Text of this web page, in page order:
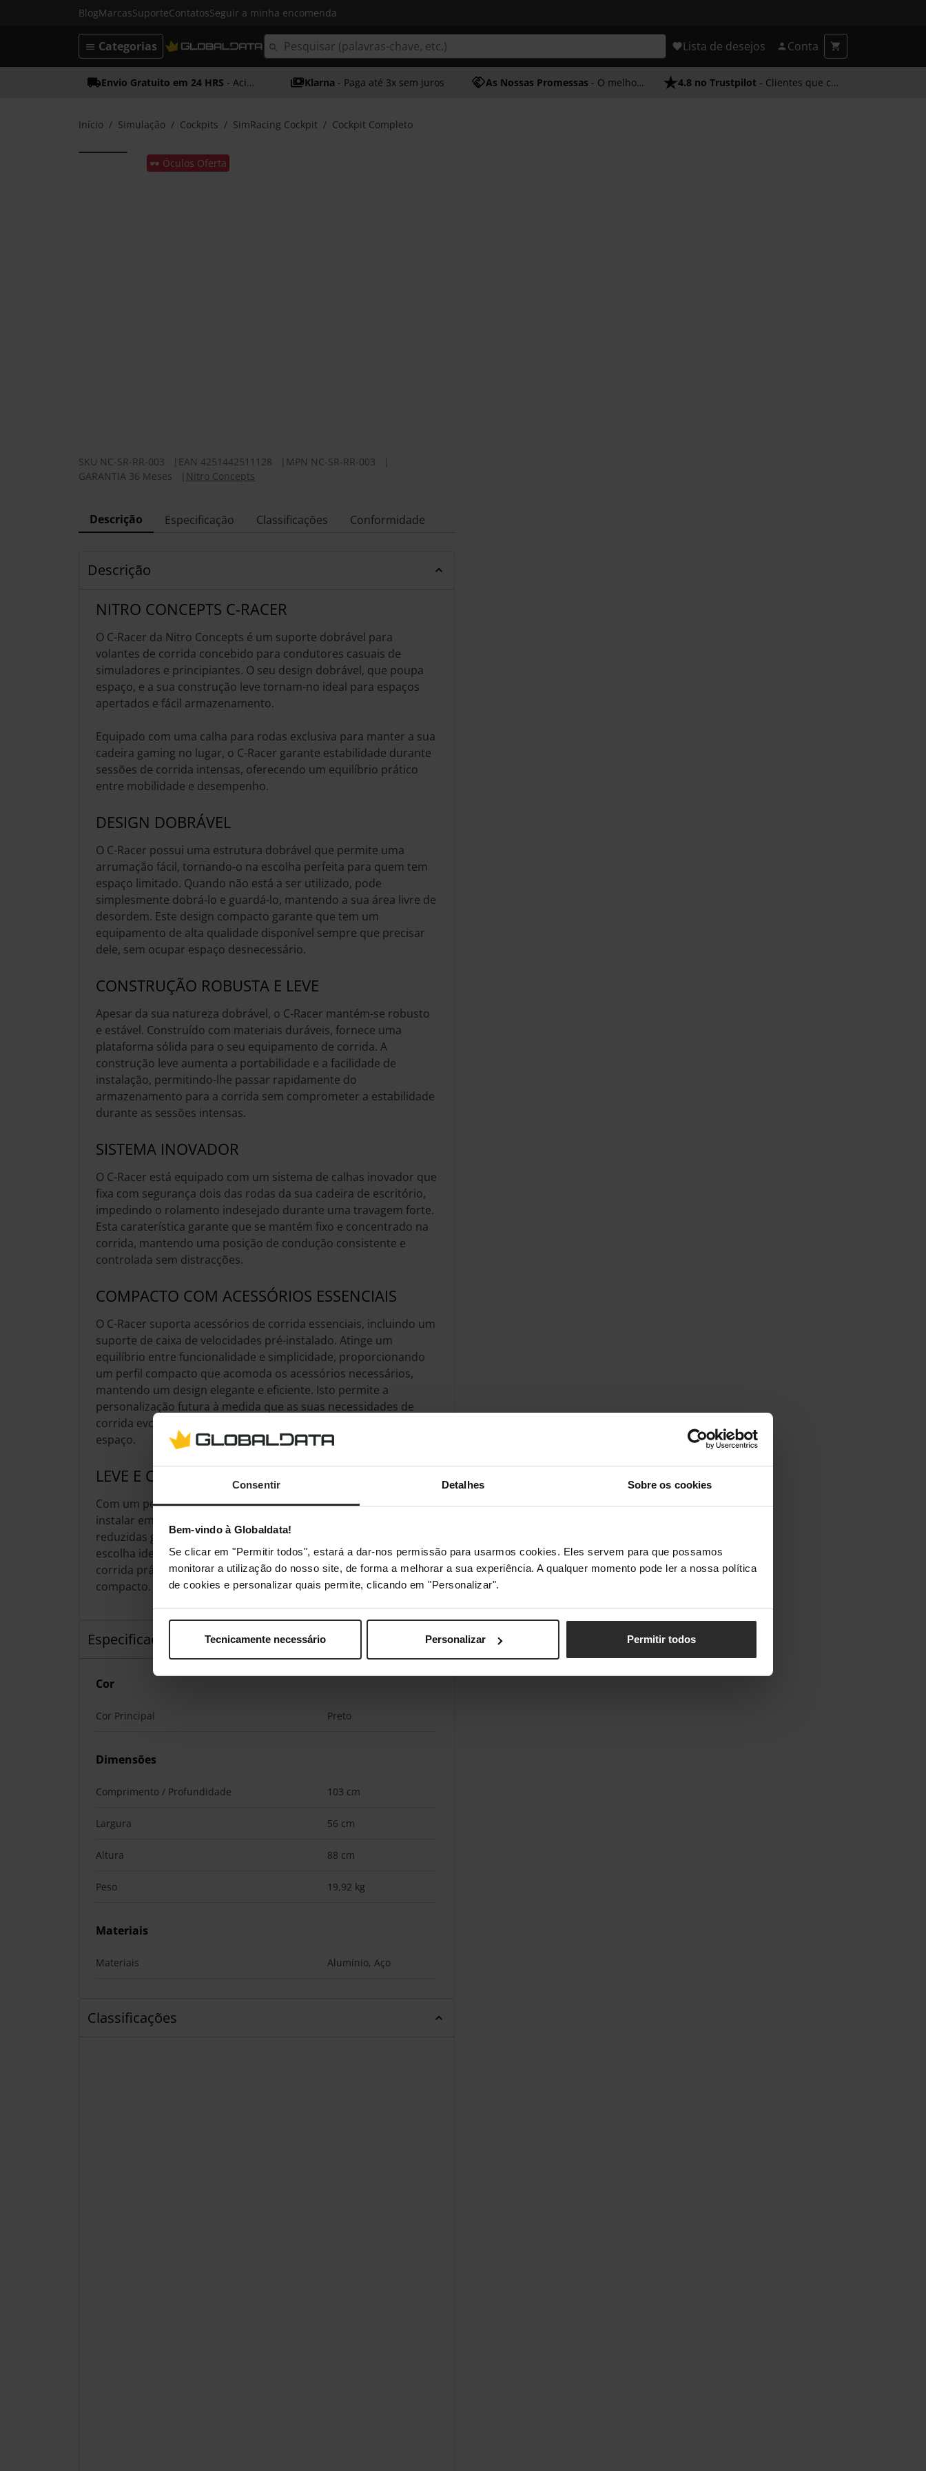
Consentir Detalhes Sobre os cookies
Bem-vindo à Globaldata!
Se clicar em "Permitir todos", estará a dar-nos permissão para usarmos cookies. Eles servem para que possamos
monitorar a utilização do nosso site, de forma a melhorar a sua experiência. A qualquer momento pode ler a nossa política
de cookies e personalizar quais permite, clicando em "Personalizar".
Tecnicamente necessário Personalizar Permitir todos
BlogMarcasSuporteContatosSeguir a minha encomenda
Lista de desejos Conta
Categorias
Envio Gratuito em 24 HRS - Acima dos 50€ Klarna - Paga até 3x sem juros As Nossas Promessas - O melhor atendimento 4.8 no Trustpilot - Clientes que confiam em nós
Início Simulação Cockpits SimRacing Cockpit Cockpit Completo
🕶️ Óculos Oferta
SKU NC-SR-RR-003 EAN 4251442511128 MPN NC-SR-RR-003
GARANTIA 36 Meses
Nitro Concepts
Descrição Especificação Classificações Conformidade
Descrição
NITRO CONCEPTS C-RACER
O C-Racer da Nitro Concepts é um suporte dobrável para
volantes de corrida concebido para condutores casuais de
simuladores e principiantes. O seu design dobrável, que poupa
espaço, e a sua construção leve tornam-no ideal para espaços
apertados e fácil armazenamento.
Equipado com uma calha para rodas exclusiva para manter a sua
cadeira gaming no lugar, o C-Racer garante estabilidade durante
sessões de corrida intensas, oferecendo um equilíbrio prático
entre mobilidade e desempenho.
DESIGN DOBRÁVEL
O C-Racer possui uma estrutura dobrável que permite uma
arrumação fácil, tornando-o na escolha perfeita para quem tem
espaço limitado. Quando não está a ser utilizado, pode
simplesmente dobrá-lo e guardá-lo, mantendo a sua área livre de
desordem. Este design compacto garante que tem um
equipamento de alta qualidade disponível sempre que precisar
dele, sem ocupar espaço desnecessário.
CONSTRUÇÃO ROBUSTA E LEVE
Apesar da sua natureza dobrável, o C-Racer mantém-se robusto
e estável. Construído com materiais duráveis, fornece uma
plataforma sólida para o seu equipamento de corrida. A
construção leve aumenta a portabilidade e a facilidade de
instalação, permitindo-lhe passar rapidamente do
armazenamento para a corrida sem comprometer a estabilidade
durante as sessões intensas.
SISTEMA INOVADOR
O C-Racer está equipado com um sistema de calhas inovador que
fixa com segurança dois das rodas da sua cadeira de escritório,
impedindo o rolamento indesejado durante uma travagem forte.
Esta caraterística garante que se mantém fixo e concentrado na
corrida, mantendo uma posição de condução consistente e
controlada sem distracções.
COMPACTO COM ACESSÓRIOS ESSENCIAIS
O C-Racer suporta acessórios de corrida essenciais, incluindo um
suporte de caixa de velocidades pré-instalado. Atinge um
equilíbrio entre funcionalidade e simplicidade, proporcionando
um perfil compacto que acomoda os acessórios necessários,
mantendo um design elegante e eficiente. Isto permite a
personalização futura à medida que as suas necessidades de
corrida evoluem, tudo num pacote eficiente em termos de
espaço.
LEVE E COMPACTO
Com um peso inferior a 20 kg, o C-Racer é fácil de transportar e
instalar em qualquer divisão. As suas dimensões extremamente
reduzidas garantem que ocupa um espaço mínimo, tornando-o a
escolha ideal para os jogadores que pretendem um setup de
corrida prática e de elevado desempenho num formato
compacto.
Especificação
Cor
Cor Principal Preto
Dimensões
Comprimento / Profundidade 103 cm
Largura 56 cm
Altura 88 cm
Peso 19,92 kg
Materiais
Materiais Alumínio, Aço
Classificações